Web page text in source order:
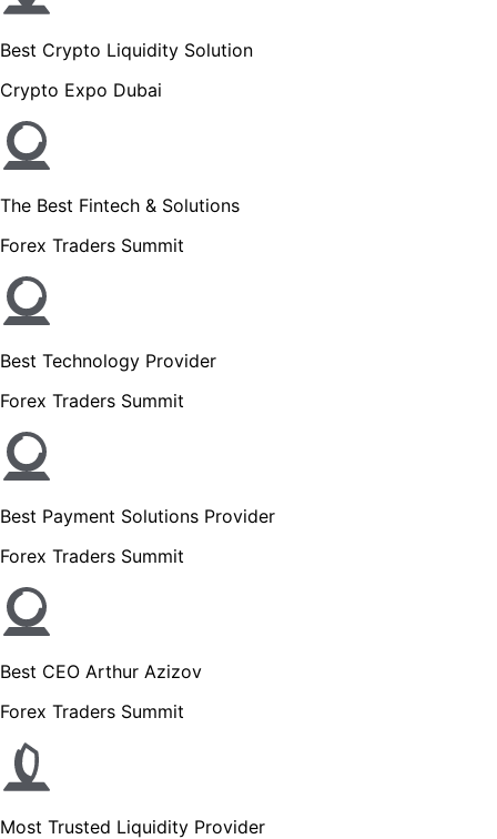
Best Crypto Liquidity Solution
Crypto Expo Dubai
The Best Fintech & Solutions
Forex Traders Summit
Best Technology Provider
Forex Traders Summit
Best Payment Solutions Provider
Forex Traders Summit
Best CEO Arthur Azizov
Forex Traders Summit
Most Trusted Liquidity Provider